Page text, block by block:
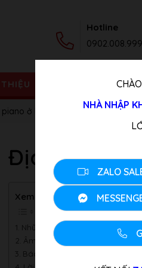
Hotline
0902.008.999
TIN TỨC
ở Hà Nội tốt nhất
Địa chỉ sửa
Xem Nhanh
Những Bệnh Đàn Thường Gặp?
Âm nhạc Bình Minh – Địa chỉ
Báo Giá Sửa Đàn
NHÀ NHẬP
ZALO